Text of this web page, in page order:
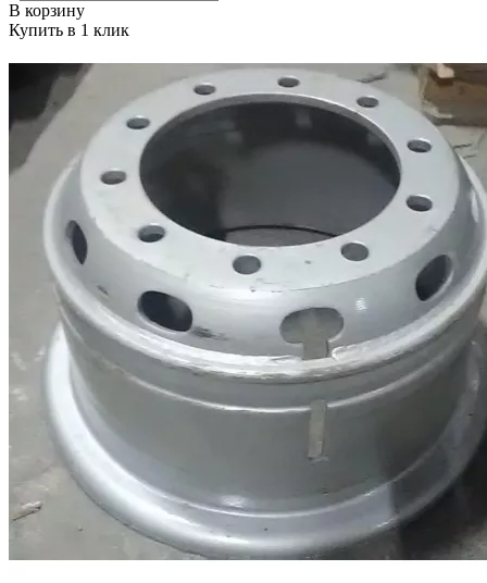
В корзину
Купить в 1 клик